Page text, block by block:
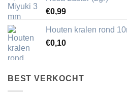
€0,99
Houten kralen rond
€0,10
BEST VERKOCHT